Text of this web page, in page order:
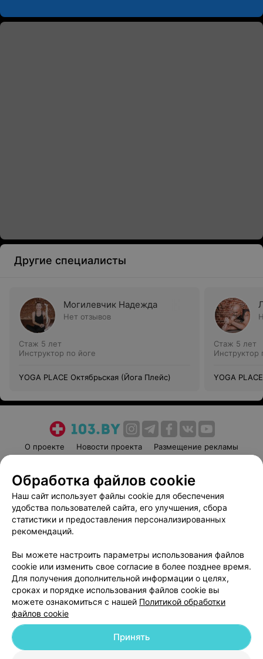
Другие специалисты
Могилевчик Надежда
Нет отзывов
Стаж 5 лет
Инструктор по йоге
YOGA PLACE Октябрьская (Йога Плейс)
Стаж 5 лет
Инструктор
YOGA
О проекте Новости проекта
Размещение рекламы
Пользовательское соглашение
Способы оплаты
Вакансии
Партнеры
Написать руководителю 103.by
Обработка персональных данных
© 2026 ООО «Артокс Лаб», УНП 191700409
| 220012, Республика Беларусь,
Обработка файлов cookie
Наш сайт использует файлы cookie для обеспечения
удобства пользователей сайта, его улучшения, сбора
статистики и предоставления персонализированных
рекомендаций.
Вы можете настроить параметры использования файлов
cookie или изменить свое согласие в более позднее время.
Для получения дополнительной информации о целях,
сроках и порядке использования файлов cookie вы
можете ознакомиться с нашей Политикой обработки
файлов cookie
Принять